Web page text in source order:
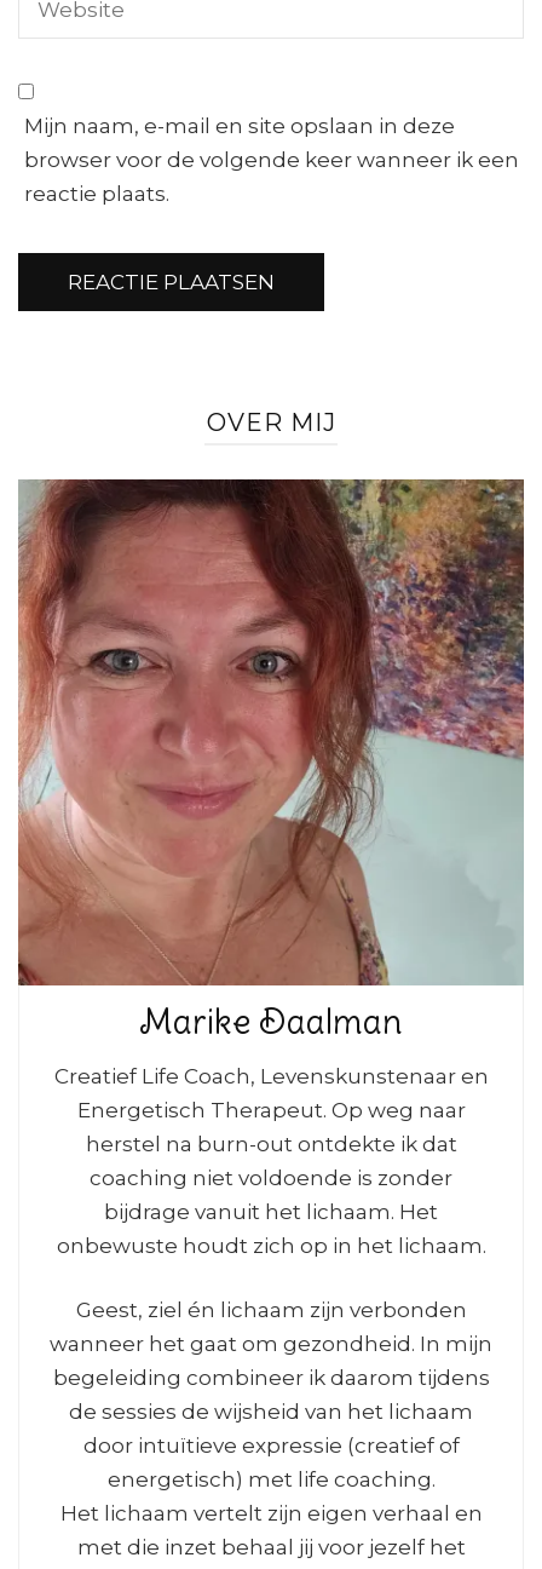
Mijn naam, e-mail en site opslaan in deze
browser voor de volgende keer wanneer ik een
reactie plaats.
OVER MIJ
Marike Daalman
Creatief Life Coach, Levenskunstenaar en
Energetisch Therapeut. Op weg naar
herstel na burn-out ontdekte ik dat
coaching niet voldoende is zonder
bijdrage vanuit het lichaam. Het
onbewuste houdt zich op in het lichaam.
Geest, ziel én lichaam zijn verbonden
wanneer het gaat om gezondheid. In mijn
begeleiding combineer ik daarom tijdens
de sessies de wijsheid van het lichaam
door intuïtieve expressie (creatief of
energetisch) met life coaching.
Het lichaam vertelt zijn eigen verhaal en
met die inzet behaal jij voor jezelf het